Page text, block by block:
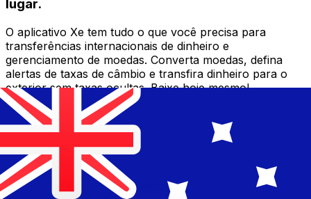
lugar.
O aplicativo Xe tem tudo o que você precisa para
transferências internacionais de dinheiro e
gerenciamento de moedas. Converta moedas, defina
alertas de taxas de câmbio e transfira dinheiro para o
exterior sem taxas ocultas. Baixe hoje mesmo!